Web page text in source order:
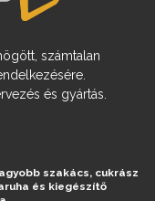
számtalan
és gyártás.
szakács, cukrász
és kiegészítő